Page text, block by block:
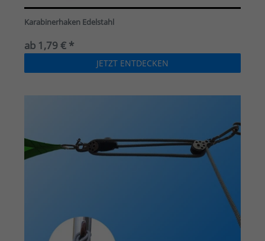
Karabinerhaken Edelstahl
ab 1,79 € *
JETZT ENTDECKEN